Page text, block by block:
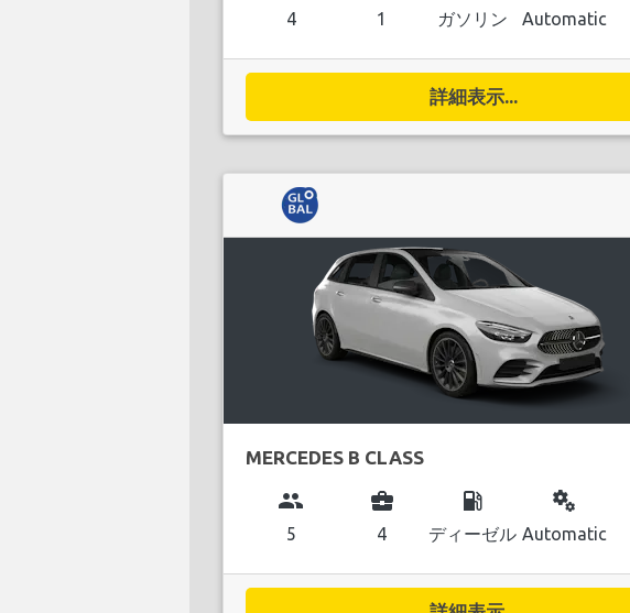
4 1 ガソリン Automatic
詳細表示...
MERCEDES B CLASS
group
5
business_center
4
local_gas_station
ディーゼル
miscellaneous_services
Automatic